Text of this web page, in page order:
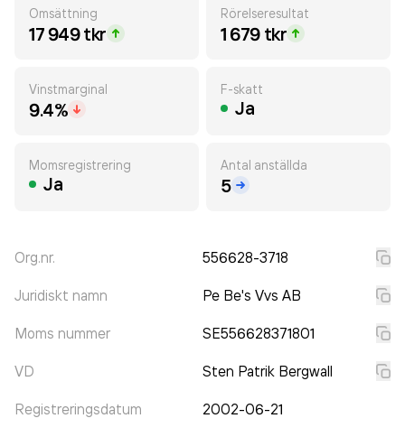
Omsättning
17 949 tkr
Rörelseresultat
1 679 tkr
Vinstmarginal
9.4%
F-skatt
Ja
Momsregistrering
Ja
Antal anställda
5
Org.nr. 556628-3718
Juridiskt namn Pe Be's Vvs AB
Moms nummer SE556628371801
VD Sten Patrik Bergwall
Registreringsdatum 2002-06-21